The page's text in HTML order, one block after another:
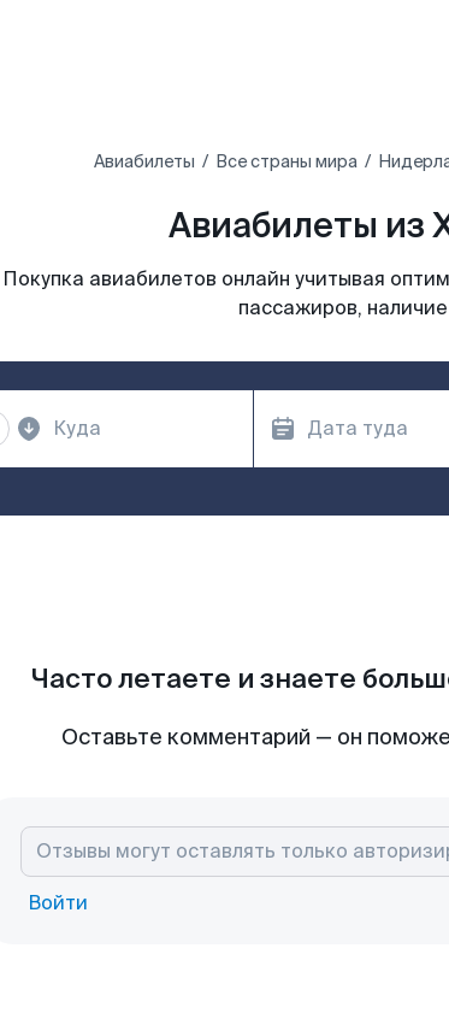
Авиабилеты Все страны мира
Авиабилеты из
Покупка авиабилетов онлайн учитывая
пассажиров,
Часто летаете и знаете
Оставьте комментарий — он
Войти